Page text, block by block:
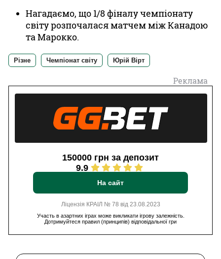
Нагадаємо, що 1/8 фіналу чемпіонату
світу розпочалася матчем між Канадою
та Марокко.
Різне Чемпіонат світу Юрій Вірт
Реклама
150000 грн за депозит
9.9
На сайт
Ліцензія КРАІЛ № 78 від 23.08.2023
Участь в азартних іграх може викликати ігрову залежність.
Дотримуйтеся правил (принципів) відповідальної гри